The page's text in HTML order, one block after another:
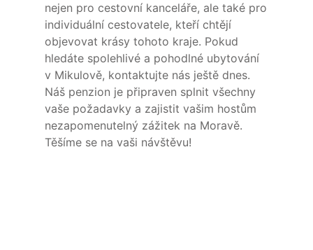
nejen pro cestovní kanceláře, ale také pro
individuální cestovatele, kteří chtějí
objevovat krásy tohoto kraje. Pokud
hledáte spolehlivé a pohodlné ubytování
v Mikulově, kontaktujte nás ještě dnes.
Náš penzion je připraven splnit všechny
vaše požadavky a zajistit vašim hostům
nezapomenutelný zážitek na Moravě.
Těšíme se na vaši návštěvu!